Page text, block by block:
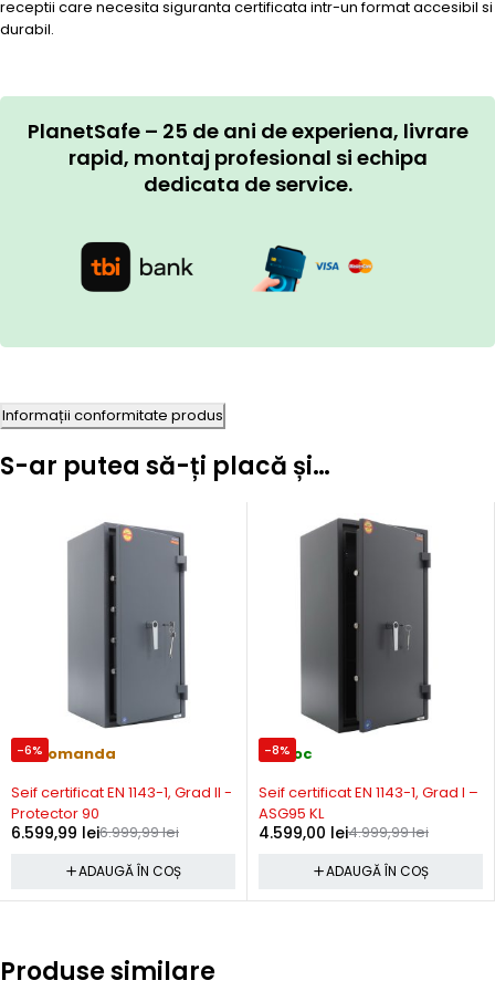
receptii care necesita siguranta certificata intr-un format accesibil si
durabil.
PlanetSafe – 25 de ani de experiena, livrare
rapid, montaj profesional si echipa
dedicata de service.
Informații conformitate produs
S-ar putea să-ți placă și…
-6%
Precomanda
Seif certificat EN 1143-1, Grad II -
Protector 90
6.999,99lei
6.599,99 lei
ADAUGĂ ÎN COȘ
-8%
In stoc
Seif certificat EN 1143-1, Grad I –
ASG95 KL
4.999,99lei
4.599,00 lei
ADAUGĂ ÎN COȘ
Produse similare